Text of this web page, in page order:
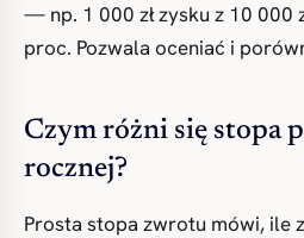
— np. 1 000 zł zysku z 10 000
proc. Pozwala oceniać i
Czym różni się stopa
rocznej?
Prosta stopa zwrotu mówi, ile